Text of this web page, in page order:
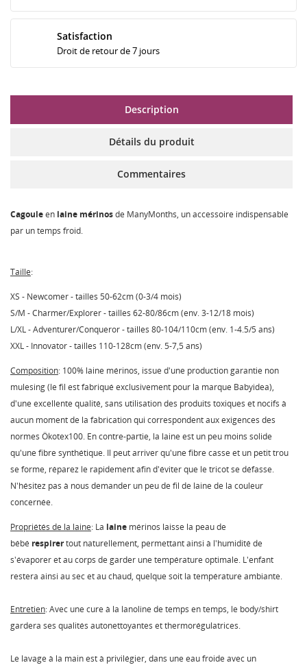
Satisfaction
Droit de retour de 7 jours
Description
Détails du produit
Commentaires
Cagouleen laine mérinosde ManyMonths, un accessoire indispensable
par un temps froid.
Taille:
XS - Newcomer - tailles 50-62cm (0-3/4 mois)
S/M - Charmer/Explorer - tailles 62-80/86cm (env. 3-12/18 mois)
L/XL - Adventurer/Conqueror - tailles 80-104/110cm (env. 1-4.5/5 ans)
XXL - Innovator - tailles 110-128cm (env. 5-7,5 ans)
Composition: 100% laine mérinos, issue d'une production garantie non
mulesing (le fil est fabriqué exclusivement pour la marque Babyidea),
d'une excellente qualité, sans utilisation des produits toxiques et nocifs à
aucun moment de la fabrication qui correspondent aux exigences des
normes Ökotex100. En contre-partie, la laine est un peu moins solide
qu'une fibre synthétique. Il peut arriver qu'une fibre casse et un petit trou
se forme, réparez le rapidement afin d'éviter que le tricot se défasse.
N'hésitez pas à nous demander un peu de fil de laine de la couleur
concernée.
Propriétés de la laine: La laine mérinos laisse la peau de
bébé respirertout naturellement, permettant ainsi à l'humidité de
s'évaporer et au corps de garder une température optimale. L'enfant
restera ainsi au sec et au chaud, quelque soit la température ambiante.
Entretien: Avec une cure à la lanoline de temps en temps, le body/shirt
gardera ses qualités autonettoyantes et thermorégulatrices.
Le lavage à la main est à privilégier, dans une eau froide avec un